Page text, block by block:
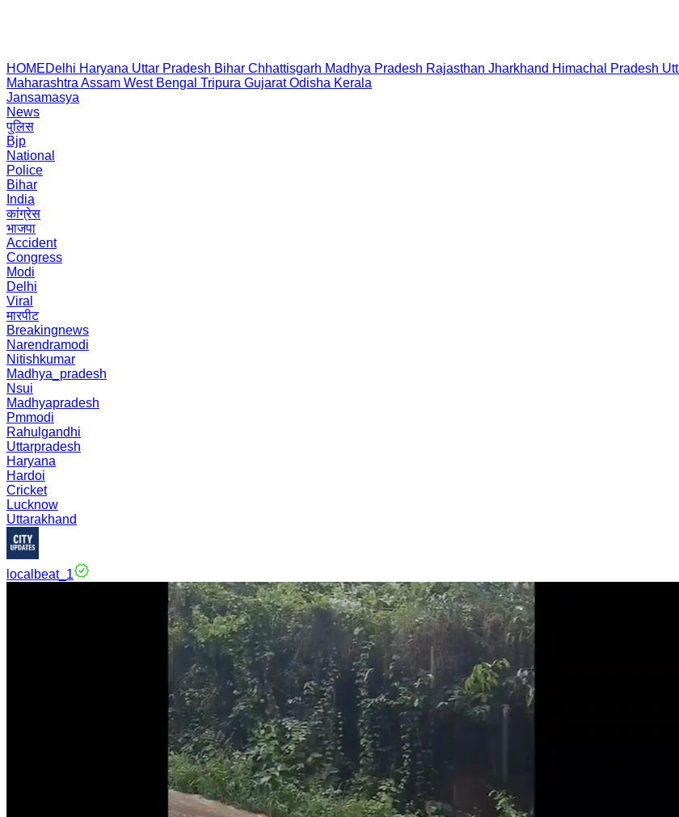
HOMEDelhi Haryana Uttar Pradesh Bihar Chhattisgarh Madhya Pradesh Rajasthan Jharkhand Himachal Pradesh
Maharashtra Assam West Bengal Tripura Gujarat Odisha Kerala
Jansamasya
News
पुलिस
Bjp
National
Police
Bihar
India
कांग्रेस
भाजपा
Accident
Congress
Modi
Delhi
Viral
मारपीट
Breakingnews
Narendramodi
Nitishkumar
Madhya_pradesh
Nsui
Madhyapradesh
Pmmodi
Rahulgandhi
Uttarpradesh
Haryana
Hardoi
Cricket
Lucknow
Uttarakhand
localbeat_1